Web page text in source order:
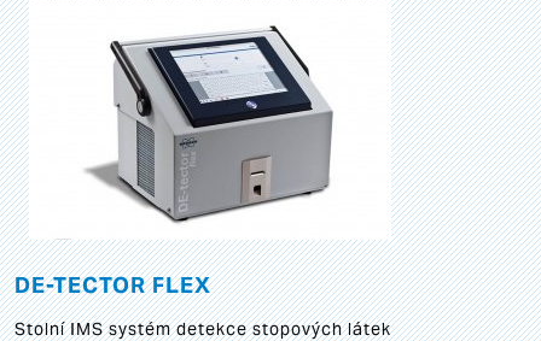
DE-TECTOR FLEX
Stolní IMS systém detekce stopových látek